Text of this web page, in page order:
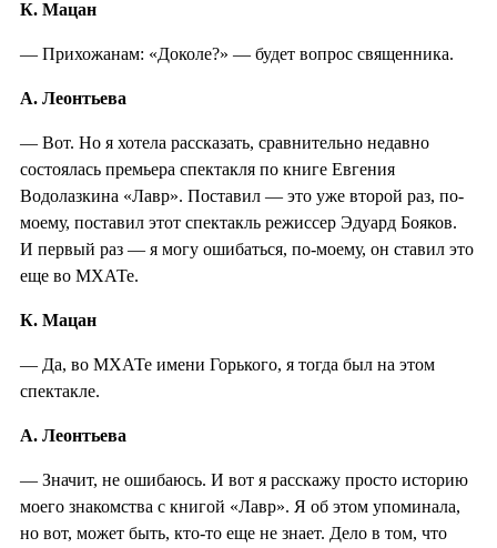
К. Мацан
— Прихожанам: «Доколе?» — будет вопрос священника.
А. Леонтьева
— Вот. Но я хотела рассказать, сравнительно недавно
состоялась премьера спектакля по книге Евгения
Водолазкина «Лавр». Поставил — это уже второй раз, по-
моему, поставил этот спектакль режиссер Эдуард Бояков.
И первый раз — я могу ошибаться, по-моему, он ставил это
еще во МХАТе.
К. Мацан
— Да, во МХАТе имени Горького, я тогда был на этом
спектакле.
А. Леонтьева
— Значит, не ошибаюсь. И вот я расскажу просто историю
моего знакомства с книгой «Лавр». Я об этом упоминала,
но вот, может быть, кто-то еще не знает. Дело в том, что